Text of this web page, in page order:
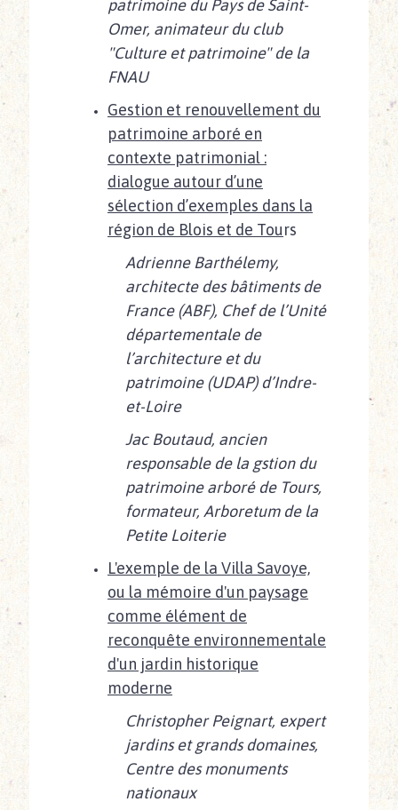
patrimoine du Pays de Saint-
Omer, animateur du club
"Culture et patrimoine" de la
FNAU
Gestion et renouvellement du
patrimoine arboré en
contexte patrimonial :
dialogue autour d’une
sélection d’exemples dans la
région de Blois et de Tours
Adrienne Barthélemy,
architecte des bâtiments de
France (ABF), Chef de l’Unité
départementale de
l’architecture et du
patrimoine (UDAP) d’Indre-
et-Loire
Jac Boutaud, ancien
responsable de la gstion du
patrimoine arboré de Tours,
formateur, Arboretum de la
Petite Loiterie
L'exemple de la Villa Savoye,
ou la mémoire d'un paysage
comme élément de
reconquête environnementale
d'un jardin historique
moderne
Christopher Peignart, expert
jardins et grands domaines,
Centre des monuments
nationaux